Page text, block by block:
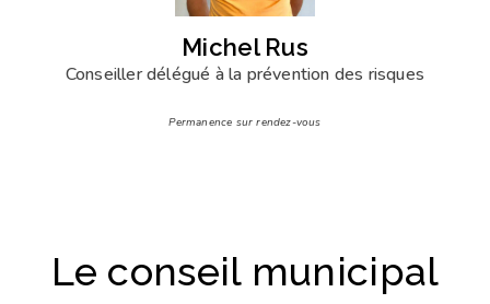
Michel Rus
Conseiller délégué à la prévention des risques
Permanence sur rendez-vous
Le conseil municipal